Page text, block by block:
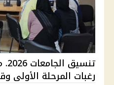
رغبات المرحلة الأولى